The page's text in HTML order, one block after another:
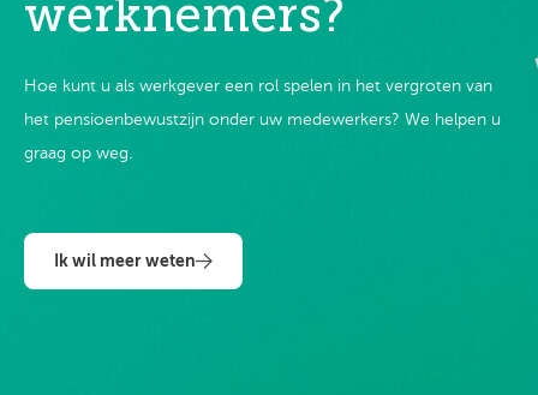
werknemers?
Hoe kunt u als werkgever een rol spelen in het vergroten van
het pensioenbewustzijn onder uw medewerkers? We helpen u
graag op weg.
Ik wil meer weten